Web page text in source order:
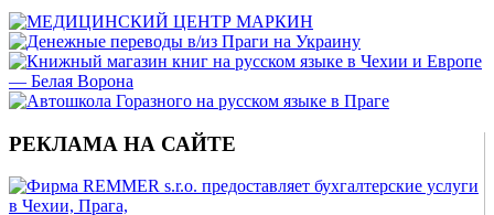
РЕКЛАМА НА САЙТЕ